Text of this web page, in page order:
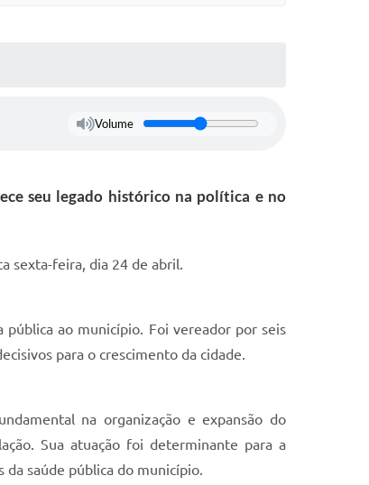
Volume
seu legado histórico na política e no
sexta-feira, dia 24 de abril.
ao município. Foi vereador por seis
para o crescimento da cidade.
na organização e expansão do
Sua atuação foi determinante para a
saúde pública do município.